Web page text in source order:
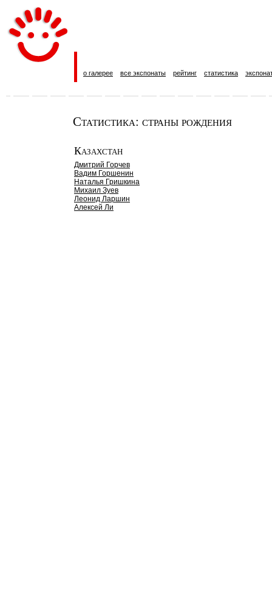
о галерее все экспонаты рейтинг статистика
Статистика: страны рождения
Казахстан
Дмитрий Горчев
Вадим Горшенин
Наталья Гришкина
Михаил Зуев
Леонид Ларшин
Алексей Ли